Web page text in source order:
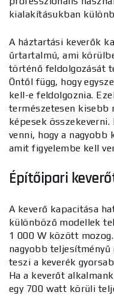
kialakításukban
A háztartási keverők
űrtartalmú, ami
történő feldolgozását
Öntől függ, hogy
kell-e feldolgoznia.
természetesen kisebb
képesek
venni, hogy a nagyobb
amit figyelembe kell
Építőipari keverő
A keverő kapacitása
különböző modellek
1 000 W között
nagyobb teljesítményű
teszi a keverék
Ha a keverőt
egy 700 watt körüli